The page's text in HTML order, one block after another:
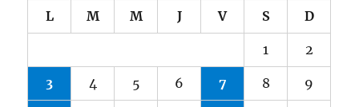
L M M J V S D
1 2
3 4 5 6 7 8 9